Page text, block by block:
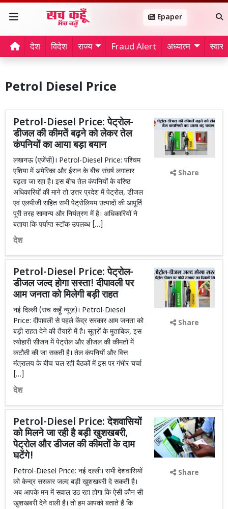
Epaper
देश विदेश राज्य Fraud Alert अध्यात्म
Petrol Diesel Price
Petrol-Diesel Price: पेट्रोल-
डीजल की कीमतें बढ़ने को लेकर तेल
कंपनियों का आया बड़ा बयान
लखनऊ (एजेंसी)। Petrol-Diesel Price: पश्चिम
एशिया में अमेरिका और ईरान के बीच संघर्ष लगातार
बढ़ता जा रहा है। इस बीच तेल कंपनियों के वरिष्ठ
अधिकारियों की माने तो उत्तर प्रदेश में पेट्रोल, डीजल
एवं एलपीजी सहित सभी पेट्रोलियम उत्पादों की आपूर्ति
पूरी तरह सामान्य और नियंत्रण में है। अधिकारियों ने
बताया कि पर्याप्त स्टॉक उपलब्ध […]
देश
Share
Petrol-Diesel Price: पेट्रोल-
डीजल जल्द होगा सस्ता! दीपावली पर
आम जनता को मिलेगी बड़ी राहत
नई दिल्ली (सच कहूँ न्यूज़)। Petrol-Diesel
Price: दीपावली से पहले केंद्र सरकार आम जनता को
बड़ी राहत देने की तैयारी में है। सूत्रों के मुताबिक, इस
त्योहारी सीजन में पेट्रोल और डीजल की कीमतों में
कटौती की जा सकती है। तेल कंपनियों और वित्त
मंत्रालय के बीच चल रही बैठकों में इस पर गंभीर चर्चा
[…]
देश
Share
Petrol-Diesel Price: देशवासियों
को मिलने जा रही है बड़ी खुशखबरी,
पेट्रोल और डीजल की कीमतों के दाम
घटेंगे!
Petrol-Diesel Price: नई दल्ली। सभी देशवासियों
को केन्द्र सरकार जल्द बड़ी खुशखबरी दे सकती है।
अब आपके मन में सवाल उठ रहा होगा कि ऐसी कौन सी
खुशखबरी देने वाली है। तो हम आपको बताते हैं कि
Share